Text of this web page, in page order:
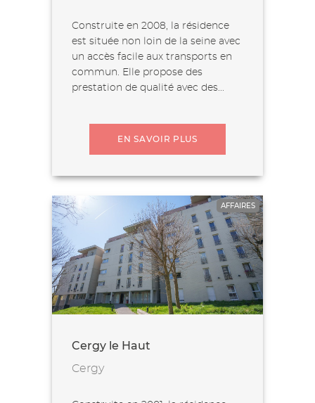
Construite en 2008, la résidence
est située non loin de la seine avec
un accès facile aux transports en
commun. Elle propose des
prestation de qualité avec des...
EN SAVOIR PLUS
AFFAIRES
Cergy le Haut
Cergy